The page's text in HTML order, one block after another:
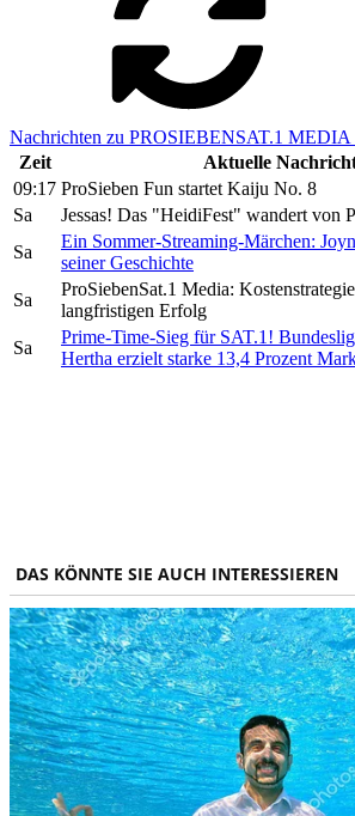
Nachrichten zu PROSIEBENSAT.1 MEDIA
Zeit
Aktuelle
09:17 ProSieben Fun startet Kaiju No. 8
Sa
Jessas! Das "HeidiFest" wandert von
Sa
Ein Sommer-Streaming-Märchen:
seiner Geschichte
Sa
ProSiebenSat.1 Media:
langfristigen Erfolg
Sa
Prime-Time-Sieg für SAT.1!
Hertha erzielt starke 13,4 Prozent